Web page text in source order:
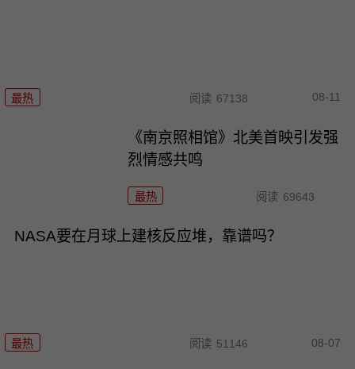
最热 阅读 67138 08-11
《南京照相馆》北美首映引发强
烈情感共鸣
最热 阅读 69643
NASA要在月球上建核反应堆，靠谱吗？
最热 阅读 51146 08-07